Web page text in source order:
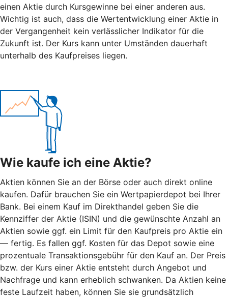
einen Aktie durch Kursgewinne bei einer anderen aus.
Wichtig ist auch, dass die Wertentwicklung einer Aktie in
der Vergangenheit kein verlässlicher Indikator für die
Zukunft ist. Der Kurs kann unter Umständen dauerhaft
unterhalb des Kaufpreises liegen.
Wie kaufe ich eine Aktie?
Aktien können Sie an der Börse oder auch direkt online
kaufen. Dafür brauchen Sie ein Wertpapierdepot bei Ihrer
Bank. Bei einem Kauf im Direkthandel geben Sie die
Kennziffer der Aktie (ISIN) und die gewünschte Anzahl an
Aktien sowie ggf. ein Limit für den Kaufpreis pro Aktie ein
— fertig. Es fallen ggf. Kosten für das Depot sowie eine
prozentuale Transaktionsgebühr für den Kauf an. Der Preis
bzw. der Kurs einer Aktie entsteht durch Angebot und
Nachfrage und kann erheblich schwanken. Da Aktien keine
feste Laufzeit haben, können Sie sie grundsätzlich